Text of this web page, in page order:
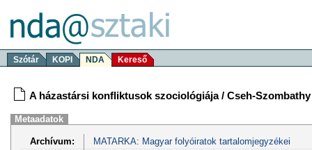
Szótár KOPI NDA Kereső
A házastársi konfliktusok szociológiája / Cseh-
Metaadatok
Archívum:
MATARKA: Magyar folyóiratok tartalomjegyzékei